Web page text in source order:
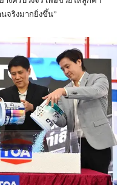
จริงมากยิ่งขึ้น”